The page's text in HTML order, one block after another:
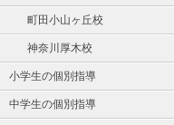
町田小山ヶ丘校
神奈川厚木校
小学生の個別指導
中学生の個別指導